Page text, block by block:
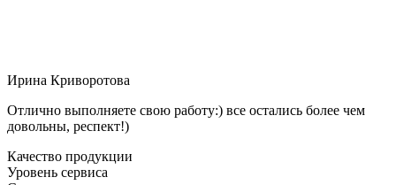
Ирина Криворотова
Отлично выполняете свою работу:) все остались более чем
довольны, респект!)
Качество продукции
Уровень сервиса